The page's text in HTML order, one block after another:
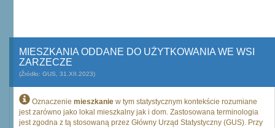
MIESZKANIA ODDANE DO UŻYTKOWANIA WE WSI
ZARZECZE
(Źródło: GUS, 31.XII.2023)
Oznaczenie mieszkanie w tym statystycznym kontekście rozumiane
jest zarówno jako lokal mieszkalny jak i dom. Zastosowana terminologia
jest zgodna z tą stosowaną przez Główny Urząd Statystyczny (GUS). Przy